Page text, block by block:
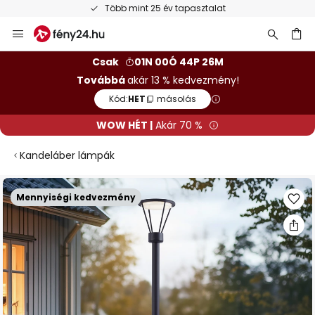
Több mint 25 év tapasztalat
Ugrás
a
Csak
01N 00Ó 44P 25M
Továbbáakár 13 % kedvezmény!
Kód:HET másolás
WOW HÉT | Akár 70 %
Kandeláber lámpák
Mennyiségi kedvezmény
Ugrás
a
képgaléria
végére